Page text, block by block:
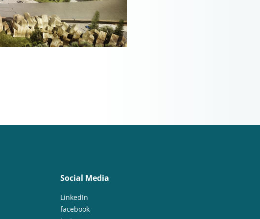
Social Media
LinkedIn
facebook